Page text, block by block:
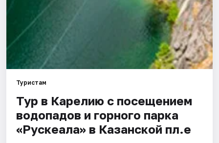
Туристам
Тур в Карелию с посещением
водопадов и горного парка
«Рускеала» в Казанской пл.е